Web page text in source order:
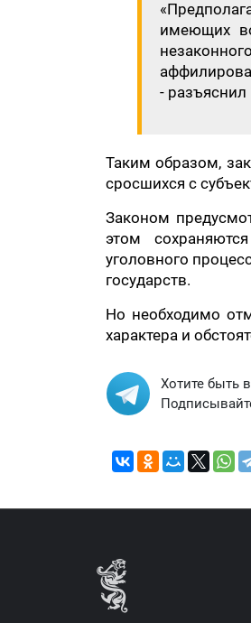
имеющих
-
Таким образом,
сросшихся с
Законом
этом
уголовного
государств.
Но необходимо
характера и
Хотите быть